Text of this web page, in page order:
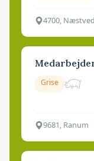
4700, Næstved
Grise
9681, Ranum